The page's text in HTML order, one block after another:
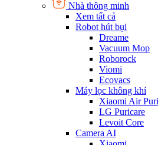
Nhà thông minh
Xem tất cả
Robot hút bụi
Dreame
Vacuum Mop
Roborock
Viomi
Ecovacs
Máy lọc không khí
Xiaomi Air
LG Puricare
Levoit Core
Camera AI